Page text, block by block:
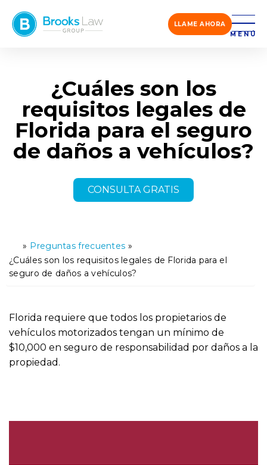
LLAME AHORA
MENÚ
¿Cuáles son los
requisitos legales de
Florida para el seguro
de daños a vehículos?
CONSULTA GRATIS
ci
o
» Preguntas frecuentes »
¿Cuáles son los requisitos legales de Florida para el
seguro de daños a vehículos?
Florida requiere que todos los propietarios de
vehículos motorizados tengan un mínimo de
$10,000 en seguro de responsabilidad por daños a la
propiedad.